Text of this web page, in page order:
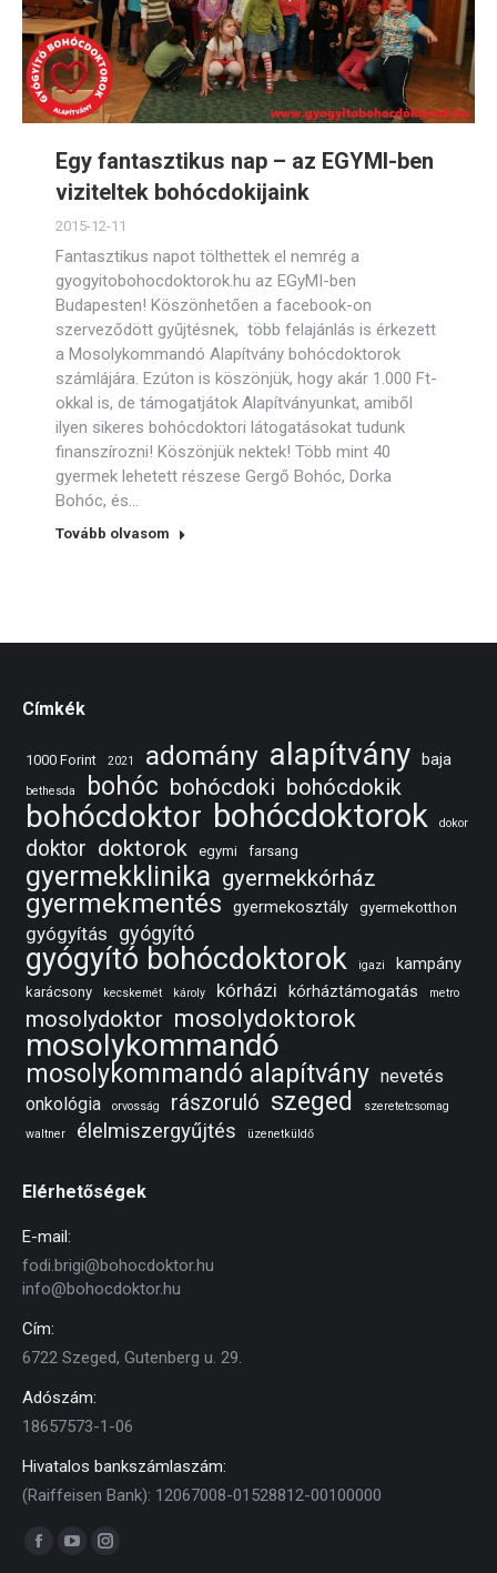
Egy fantasztikus nap – az EGYMI-ben
viziteltek bohócdokijaink
2015-12-11
Fantasztikus napot tölthettek el nemrég a
gyogyitobohocdoktorok.hu az EGyMI-ben
Budapesten! Köszönhetően a facebook-on
szerveződött gyűjtésnek, több felajánlás is érkezett
a Mosolykommandó Alapítvány bohócdoktorok
számlájára. Ezúton is köszönjük, hogy akár 1.000 Ft-
okkal is, de támogatjátok Alapítványunkat, amiből
ilyen sikeres bohócdoktori látogatásokat tudunk
finanszírozni! Köszönjük nektek! Több mint 40
gyermek lehetett részese Gergő Bohóc, Dorka
Bohóc, és…
Tovább olvasom
Címkék
1000 Forint 2021 adomány alapítvány baja
bethesda bohóc bohócdoki bohócdokik
bohócdoktor bohócdoktorok dokor
doktor doktorok egymi farsang
gyermekklinika gyermekkórház
gyermekmentés gyermekosztály gyermekotthon
gyógyítás gyógyító
gyógyító bohócdoktorok igazi kampány
karácsony kecskemét károly kórházi kórháztámogatás metro
mosolydoktor mosolydoktorok
mosolykommandó
mosolykommandó alapítvány nevetés
onkológia
orvosság rászoruló szeged
szeretetcsomag
waltner
élelmiszergyűjtés üzenetküldő
Elérhetőségek
E-mail:
fodi.brigi@bohocdoktor.hu
info@bohocdoktor.hu
Cím:
6722 Szeged, Gutenberg u. 29.
Adószám:
18657573-1-06
Hivatalos bankszámlaszám:
(Raiffeisen Bank): 12067008-01528812-00100000
Find us on:
Facebook
YouTubeInstagram